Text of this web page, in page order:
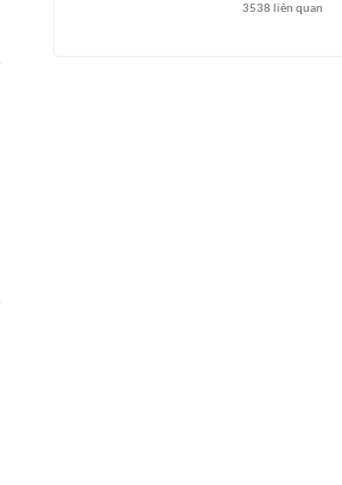
3538 liên quan